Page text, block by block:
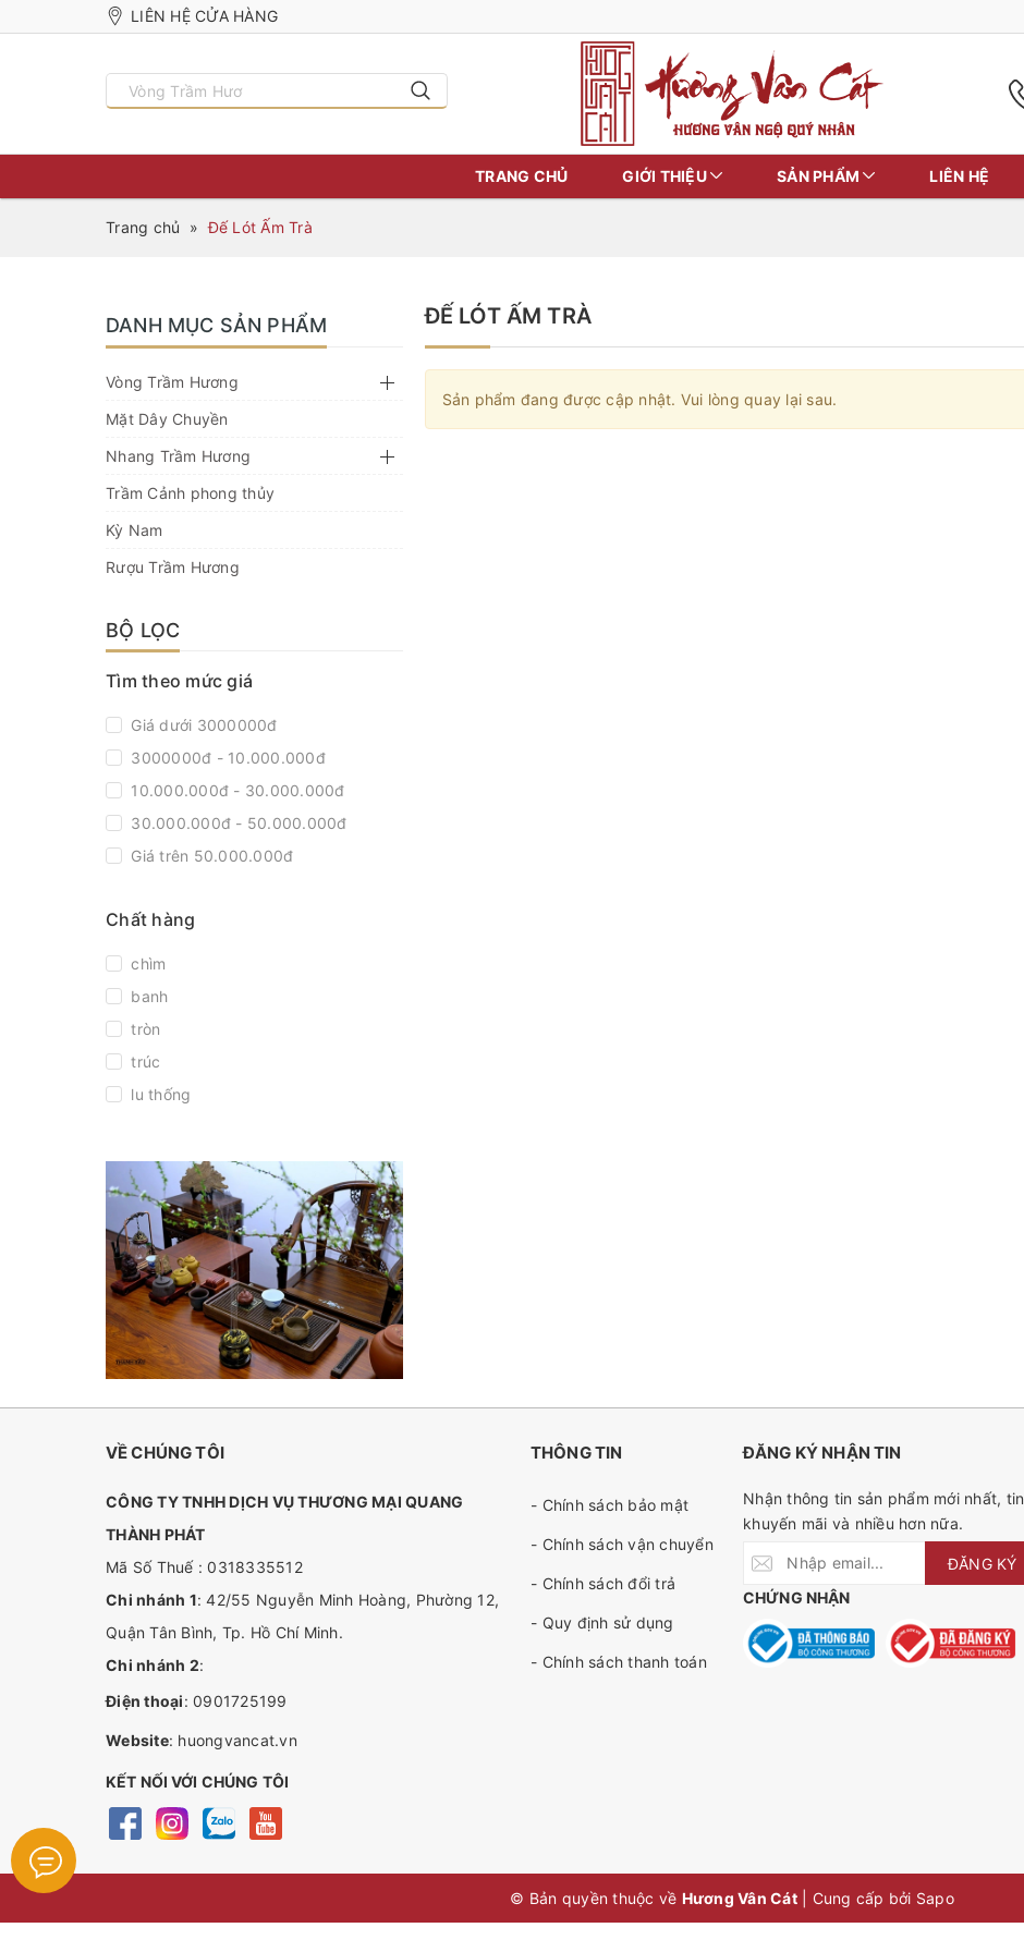
LIÊN HỆ CỬA HÀNG
TRANG CHỦ GIỚI THIỆU SẢN PHẨM LIÊN HỆ
Trang chủ » Đế Lót Ấm Trà
ĐẾ LÓT ẤM TRÀ
Sản phẩm đang được cập nhật. Vui lòng quay lại sau.
DANH MỤC SẢN PHẨM
Vòng Trầm Hương
Mặt Dây Chuyền
Nhang Trầm Hương
Trầm Cảnh phong thủy
Kỳ Nam
Rượu Trầm Hương
BỘ LỌC
Tìm theo mức giá
Giá dưới 3000000đ
3000000đ - 10.000.000đ
10.000.000đ - 30.000.000đ
30.000.000đ - 50.000.000đ
Giá trên 50.000.000đ
Chất hàng
chìm
banh
tròn
trúc
lu thống
108 hạt
216 hạt
VỀ CHÚNG TÔI
CÔNG TY TNHH DỊCH VỤ THƯƠNG MẠI QUANG
THÀNH PHÁT
Mã Số Thuế : 0318335512
Chi nhánh 1: 42/55 Nguyễn Minh Hoàng, Phường 12,
Quận Tân Bình, Tp. Hồ Chí Minh.
Chi nhánh 2:
Điện thoại: 0901725199
Website: huongvancat.vn
KẾT NỐI VỚI CHÚNG TÔI
THÔNG TIN
- Chính sách bảo mật
- Chính sách vận chuyển
- Chính sách đổi trả
- Quy định sử dụng
- Chính sách thanh toán
ĐĂNG KÝ NHẬN TIN
Nhận thông tin sản phẩm mới nhất, tin
khuyến mãi và nhiều hơn nữa.
ĐĂNG KÝ
CHỨNG NHẬN
© Bản quyền thuộc về Hương Vân Cát Cung cấp bởi Sapo